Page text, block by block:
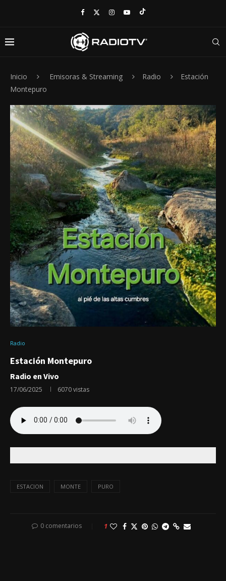
Inicio Emisoras & Streaming Radio
Estación
Montepuro
Radio
Estación Montepuro
Radio en Vivo
17/06/2025 6070vistas
ESTACION MONTE PURO
0 comentarios 1